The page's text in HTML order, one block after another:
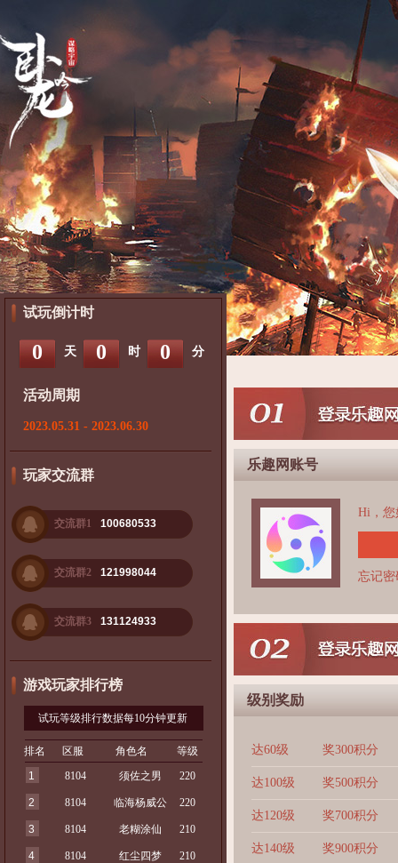
试玩倒计时
0 天 0 时 0 分
活动周期
2023.05.31 - 2023.06.30
玩家交流群
交流群1 100680533
交流群2 121998044
交流群3 131124933
游戏玩家排行榜
试玩等级排行数据每10分钟更新
排名 区服 角色名
等级
1
8104 须佐之男 220
2 8104 临海杨威公 220
3 8104 老糊涂仙 210
4 8104 红尘四梦 210
乐趣网账号
Hi，您
忘记密
级别奖励
达60级 奖300积分
达100级 奖500积分
达120级 奖700积分
达140级 奖900积分